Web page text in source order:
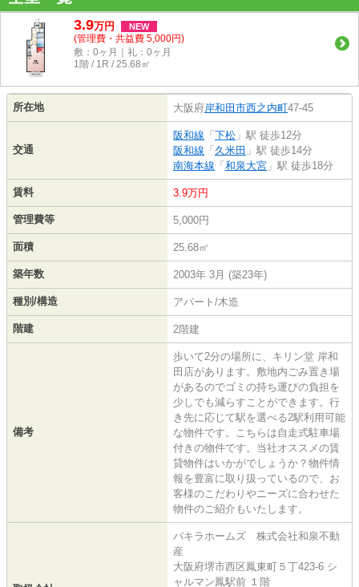
3.9万円 NEW
(管理費・共益費 5,000円)
敷：0ヶ月｜礼：0ヶ月
1階 / 1R / 25.68㎡
所在地 大阪府岸和田市西之内町47-45
交通
阪和線 「 下松 」駅 徒歩12分
阪和線 「 久米田 」駅 徒歩14分
南海本線 「 和泉大宮 」駅 徒歩18分
賃料 3.9万円
管理費等 5,000円
面積 25.68㎡
築年数 2003年 3月 (築23年)
種別/構造 アパート/木造
階建 2階建
備考
歩いて2分の場所に、キリン堂 岸和
田店があります。敷地内ごみ置き場
があるのでゴミの持ち運びの負担を
少しでも減らすことができます。行
き先に応じて駅を選べる2駅利用可能
な物件です。こちらは自走式駐車場
付きの物件です。当社オススメの賃
貸物件はいかがでしょうか？物件情
報を豊富に取り扱っているので、お
客様のこだわりやニーズに合わせた
物件のご紹介もいたします。
パキラホームズ 株式会社和泉不動
産
大阪府堺市西区鳳東町５丁423-6 シ
ャルマン鳳駅前 １階